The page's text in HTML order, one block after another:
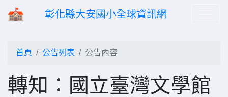
彰化縣大安國小全球資訊網
首頁 公告列表 公告內容
轉知：國立臺灣文學館